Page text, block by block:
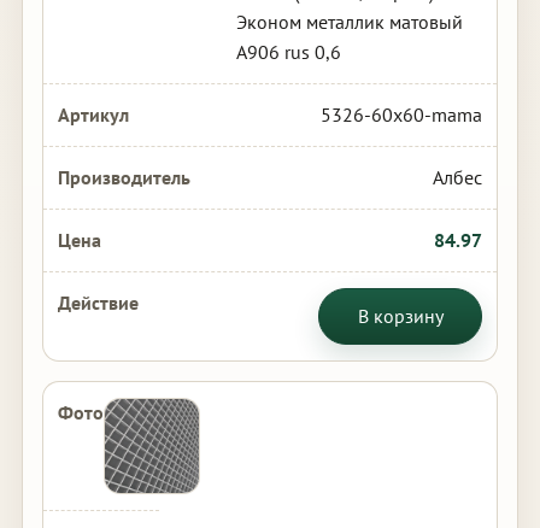
Эконом металлик матовый
А906 rus 0,6
5326-60x60-mama
Албес
84.97
В корзину